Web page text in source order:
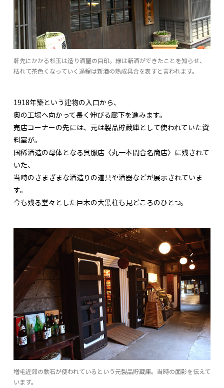
軒先にかかる杉玉は造り酒屋の目印。緑は新酒ができたことを知らせ、
枯れて茶色くなっていく過程は新酒の熟成具合を表すと言われます。
1918年築という建物の入口から、
奥の工場へ向かって長く伸びる廊下を進みます。
売店コーナーの先には、元は製品貯蔵庫として使われていた資
料室が。
国稀酒造の母体となる呉服店〈丸一本間合名商店〉に残されて
いた、
当時のさまざまな酒造りの道具や酒器などが展示されていま
す。
今も残る堂々とした巨木の大黒柱も見どころのひとつ。
増毛近郊の軟石が使われているという元製品貯蔵庫。当時の面影を伝えて
います。